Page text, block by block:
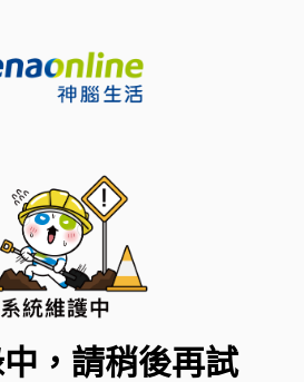
，請稍後再試